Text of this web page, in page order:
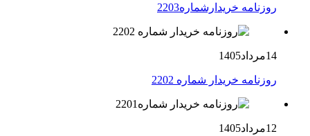
روزنامه خریدارشماره2203
14مرداد1405
روزنامه خریدار شماره 2202
12مرداد1405